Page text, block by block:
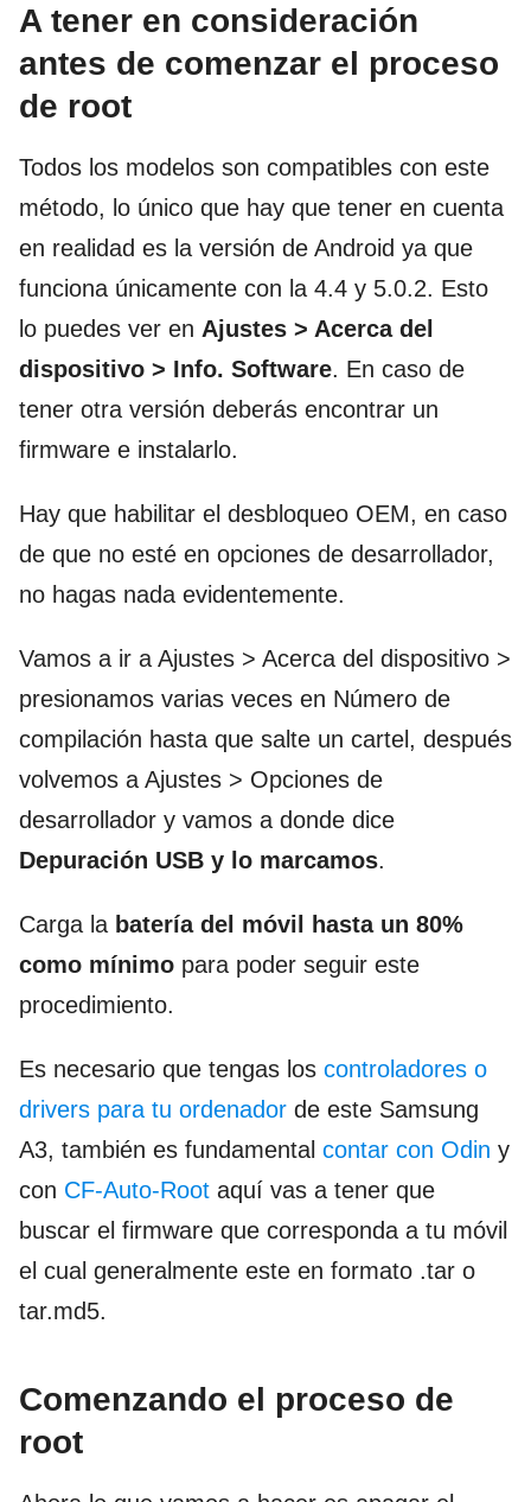
A tener en consideración
antes de comenzar el proceso
de root
Todos los modelos son compatibles con este
método, lo único que hay que tener en cuenta
en realidad es la versión de Android ya que
funciona únicamente con la 4.4 y 5.0.2. Esto
lo puedes ver en Ajustes > Acerca del
dispositivo > Info. Software. En caso de
tener otra versión deberás encontrar un
firmware e instalarlo.
Hay que habilitar el desbloqueo OEM, en caso
de que no esté en opciones de desarrollador,
no hagas nada evidentemente.
Vamos a ir a Ajustes > Acerca del dispositivo >
presionamos varias veces en Número de
compilación hasta que salte un cartel, después
volvemos a Ajustes > Opciones de
desarrollador y vamos a donde dice
Depuración USB y lo marcamos.
Carga la batería del móvil hasta un 80%
como mínimo para poder seguir este
procedimiento.
Es necesario que tengas los controladores o
drivers para tu ordenador de este Samsung
A3, también es fundamental contar con Odin y
con CF-Auto-Root aquí vas a tener que
buscar el firmware que corresponda a tu móvil
el cual generalmente este en formato .tar o
tar.md5.
Comenzando el proceso de
root